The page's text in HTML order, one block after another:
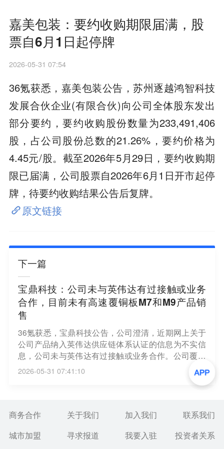
嘉美包装：要约收购期限届满，股
票自6月1日起停牌
2026-05-31 07:54
36氪获悉，嘉美包装公告，苏州逐越鸿智科技
发展合伙企业(有限合伙)向公司全体股东发出
部分要约，要约收购股份数量为233,491,406
股，占公司股份总数的21.26%，要约价格为
4.45元/股。截至2026年5月29日，要约收购期
限已届满，公司股票自2026年6月1日开市起停
牌，待要约收购结果公告后复牌。
原文链接
下一篇
宝鼎科技：公司未与英伟达有过接触或业务
合作，目前未有高速覆铜板M7和M9产品销
售
36氪获悉，宝鼎科技公告，公司澄清，近期网上关于
公司产品纳入英伟达供应链体系认证的信息为不实信
息，公司未与英伟达有过接触或业务合作。公司覆铜
板产品为常规产品，无AI覆铜板，高速覆铜板M7和M
9均无销售；铜箔产品主要为普通铜箔，超低轮廓HVL
P铜箔尚处客户认证阶段，2026年第一季度营收约10
务亏损，净利润为-1,850.99万元。公司基本面未发生
2026-05-31 07:41:10
商务合作 关于我们 加入我们
联系我们
城市加盟
寻求报道 我要入驻 投资者关系